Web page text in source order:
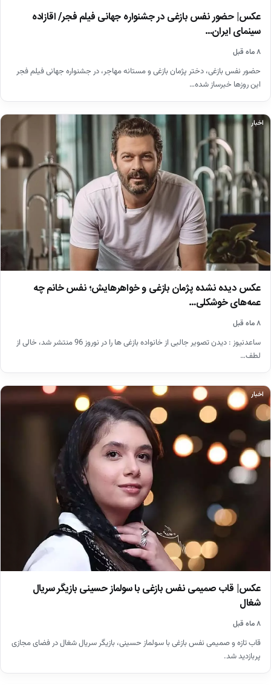
عکس| حضور نفس بازغی در جشنواره جهانی فیلم فجر/ اقازاده
سینمای ایران…
۸ ماه قبل
حضور نفس بازغی، دختر پژمان بازغی و مستانه مهاجر، در جشنواره جهانی فیلم فجر
این روزها خبرساز شده…
اخبار
عکس دیده نشده پژمان بازغی و خواهرهایش؛ نفس خانم چه
عمه‌های خوشکلی…
۸ ماه قبل
ساعدنیوز : دیدن تصویر جالبی از خانواده بازغی ها را در نوروز 96 منتشر شد، خالی از
لطف…
اخبار
عکس| قاب صمیمی نفس بازغی با سولماز حسینی بازیگر سریال
شغال
۸ ماه قبل
قاب تازه و صمیمی نفس بازغی با سولماز حسینی، بازیگر سریال شغال در فضای مجازی
پربازدید شد.